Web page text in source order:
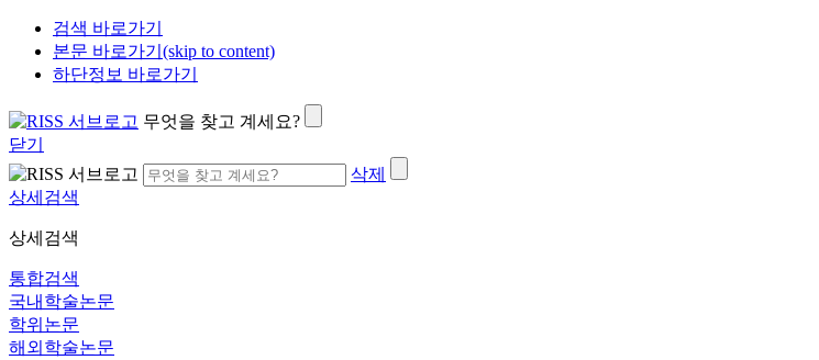
검색 바로가기
본문 바로가기(skip to content)
하단정보 바로가기
무엇을 찾고 계세요?
닫기
삭제
상세검색
상세검색
통합검색
국내학술논문
학위논문
해외학술논문